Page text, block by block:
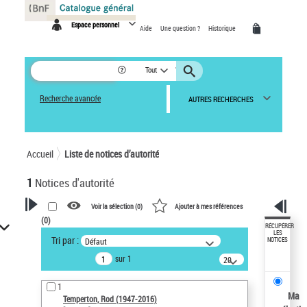
Espace personnel Aide Une question ? Historique
Tout
Recherche avancée AUTRES RECHERCHES
Accueil Liste de notices d’autorité
1 Notices d'autorité
VOTRE RECHERCHE
Recherche avancée dans les
notices d’autorité
Œuvres liées à l'auteur :
Temperton, Rod (1947-2016)
Voir la sélection (0) Ajouter à mes références
(0)
Tri par : Défaut
sur 1
20
résultats/page
1
Temperton, Rod (1947-2016)
RÉCUPÉRER
LES
NOTICES
Ma
Panneau de gestion des cookies